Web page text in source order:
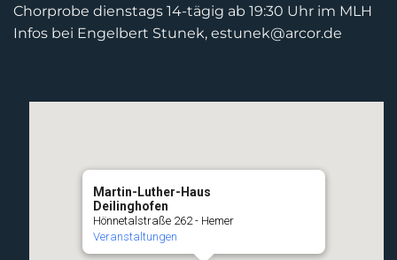
Chorprobe dienstags 14-tägig ab 19:30 Uhr im MLH
Infos bei Engelbert Stunek, estunek@arcor.de
Martin-Luther-Haus
Deilinghofen
Hönnetalstraße 262 - Hemer
Veranstaltungen